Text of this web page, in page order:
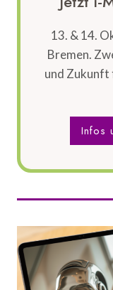
13. & 14.
Bremen.
und
Infos